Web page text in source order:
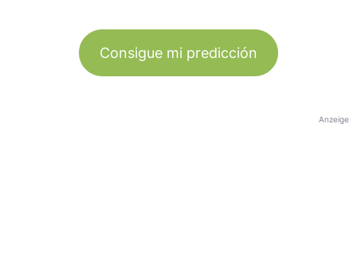
Consigue mi predicción
Anzeige